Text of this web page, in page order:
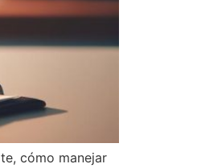
cómo manejar